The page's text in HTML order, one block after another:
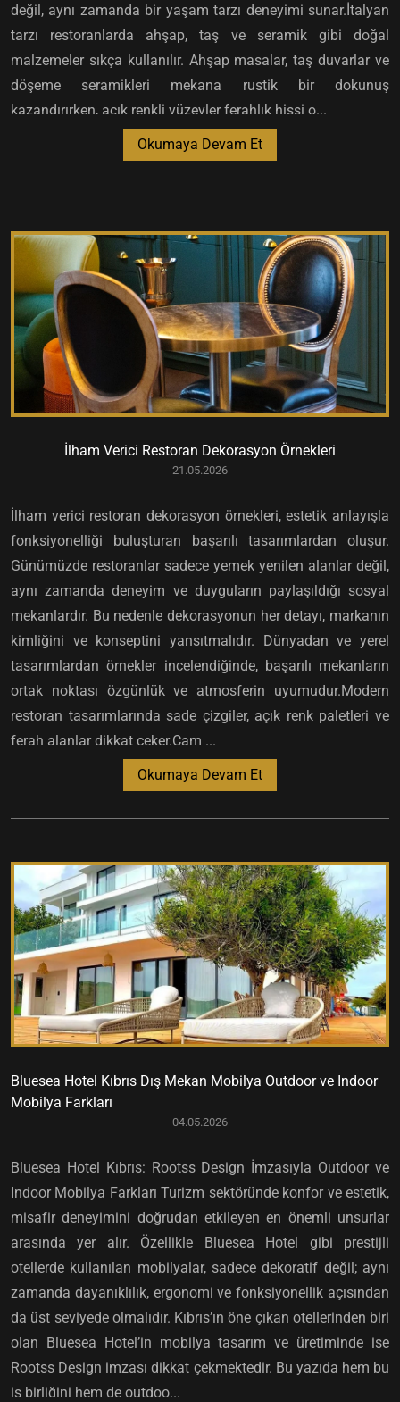
değil, aynı zamanda bir yaşam tarzı deneyimi sunar.İtalyan
tarzı restoranlarda ahşap, taş ve seramik gibi doğal
malzemeler sıkça kullanılır. Ahşap masalar, taş duvarlar ve
döşeme seramikleri mekana rustik bir dokunuş
kazandırırken, açık renkli yüzeyler ferahlık hissi o...
Okumaya Devam Et
İlham Verici Restoran Dekorasyon Örnekleri
21.05.2026
İlham verici restoran dekorasyon örnekleri, estetik anlayışla
fonksiyonelliği buluşturan başarılı tasarımlardan oluşur.
Günümüzde restoranlar sadece yemek yenilen alanlar değil,
aynı zamanda deneyim ve duyguların paylaşıldığı sosyal
mekanlardır. Bu nedenle dekorasyonun her detayı, markanın
kimliğini ve konseptini yansıtmalıdır. Dünyadan ve yerel
tasarımlardan örnekler incelendiğinde, başarılı mekanların
ortak noktası özgünlük ve atmosferin uyumudur.Modern
restoran tasarımlarında sade çizgiler, açık renk paletleri ve
ferah alanlar dikkat çeker.Cam ...
Okumaya Devam Et
Bluesea Hotel Kıbrıs Dış Mekan Mobilya Outdoor ve Indoor
Mobilya Farkları
04.05.2026
Bluesea Hotel Kıbrıs: Rootss Design İmzasıyla Outdoor ve
Indoor Mobilya Farkları Turizm sektöründe konfor ve estetik,
misafir deneyimini doğrudan etkileyen en önemli unsurlar
arasında yer alır. Özellikle Bluesea Hotel gibi prestijli
otellerde kullanılan mobilyalar, sadece dekoratif değil; aynı
zamanda dayanıklılık, ergonomi ve fonksiyonellik açısından
da üst seviyede olmalıdır. Kıbrıs’ın öne çıkan otellerinden biri
olan Bluesea Hotel’in mobilya tasarım ve üretiminde ise
Rootss Design imzası dikkat çekmektedir. Bu yazıda hem bu
iş birliğini hem de outdoo...